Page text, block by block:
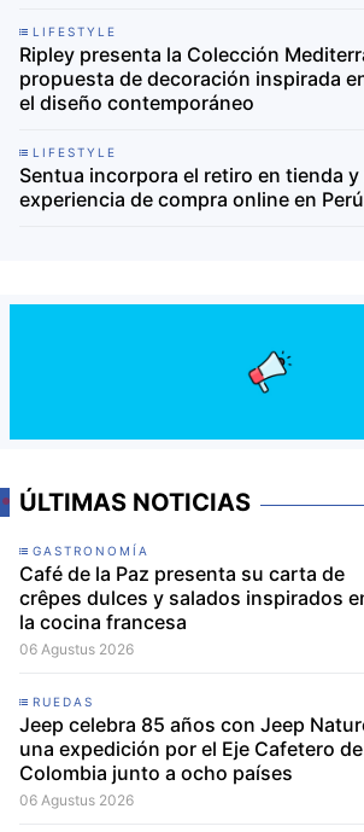
LIFESTYLE
Ripley presenta la Colección
propuesta de decoración inspirada
el diseño contemporáneo
LIFESTYLE
Sentua incorpora el retiro en tienda y
experiencia de compra online en Perú
ÚLTIMAS NOTICIAS
GASTRONOMÍA
Café de la Paz presenta su carta de
crêpes dulces y salados inspirados
la cocina francesa
06 Agustus 2026
RUEDAS
Jeep celebra 85 años con Jeep
una expedición por el Eje Cafetero de
Colombia junto a ocho países
06 Agustus 2026